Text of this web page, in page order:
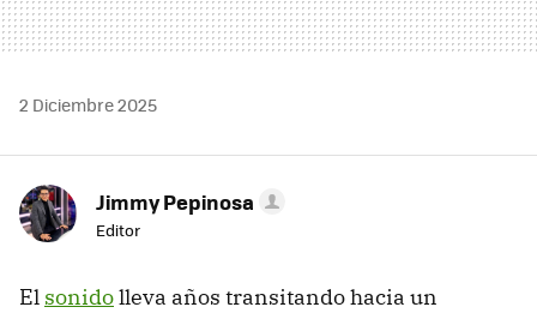
2 Diciembre 2025
Jimmy Pepinosa
Editor
El sonidolleva años transitando hacia un